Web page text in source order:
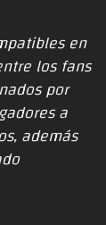
en
los fans
por
a
además